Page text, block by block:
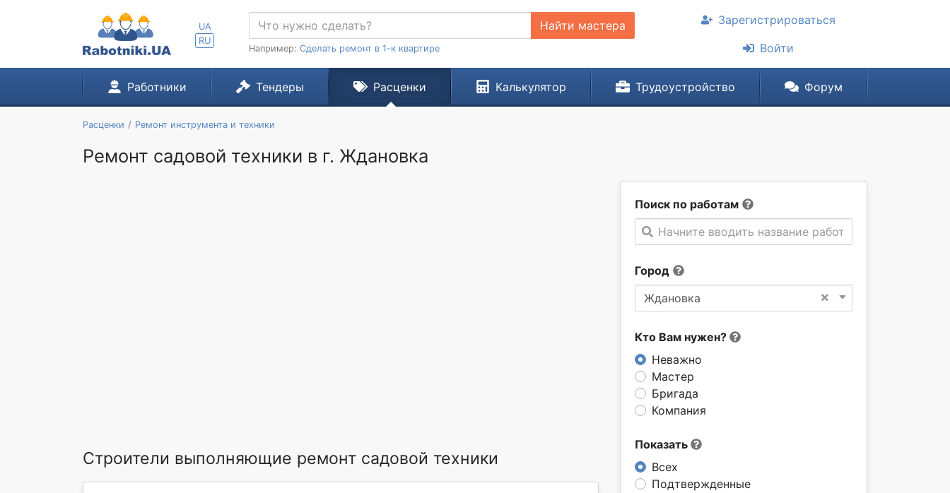
UA
RU
Найти мастера
Например: Сделать ремонт в 1-к квартире
Зарегистрироваться
Войти
Работники Тендеры Расценки Калькулятор Трудоустройство Форум
Расценки Ремонт инструмента и техники
Ремонт садовой техники в г. Ждановка
Поиск по работам
Начните вводить название работы
Город
×
Ждановка
Кто Вам нужен?
Неважно
Мастер
Бригада
Компания
Показать
Всех
Подтвержденные
Строители выполняющие ремонт садовой техники